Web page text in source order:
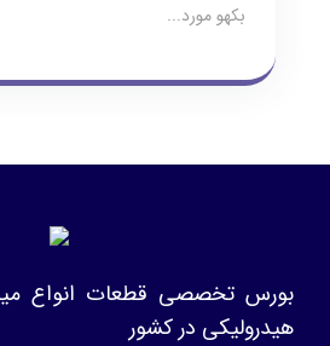
بکهو مورد...
بورس تخصصی قطعات انواع
هیدرولیکی در کشور